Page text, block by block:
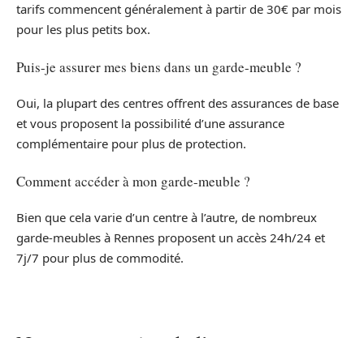
tarifs commencent généralement à partir de 30€ par mois
pour les plus petits box.
Puis-je assurer mes biens dans un garde-meuble ?
Oui, la plupart des centres offrent des assurances de base
et vous proposent la possibilité d’une assurance
complémentaire pour plus de protection.
Comment accéder à mon garde-meuble ?
Bien que cela varie d’un centre à l’autre, de nombreux
garde-meubles à Rennes proposent un accès 24h/24 et
7j/7 pour plus de commodité.